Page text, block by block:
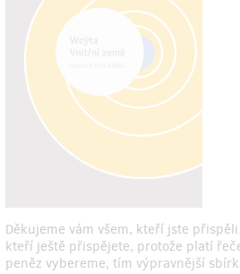
Děkujeme vám všem, kteří jste
kteří ještě přispějete, protože platí
peněz vybereme, tím výpravnější